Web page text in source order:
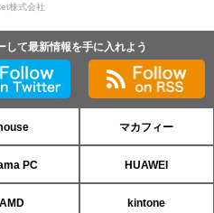
株式会社
して最新情報を手に入れよう
マカフィー
PC HUAWEI
AMD kintone